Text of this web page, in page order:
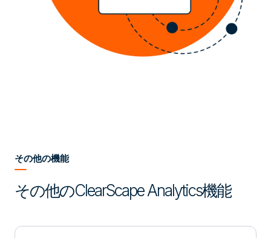
その他の機能
その他のClearScape Analytics機能